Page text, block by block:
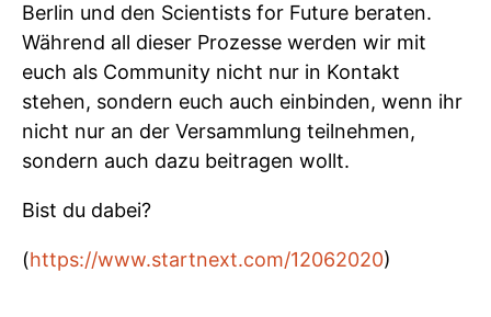
Berlin und den Scientists for Future beraten.
Während all dieser Prozesse werden wir mit
euch als Community nicht nur in Kontakt
stehen, sondern euch auch einbinden, wenn ihr
nicht nur an der Versammlung teilnehmen,
sondern auch dazu beitragen wollt.
Bist du dabei?
(https://www.startnext.com/12062020)